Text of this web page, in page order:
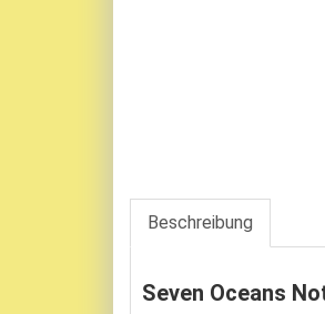
Beschreibung
Seven Oceans